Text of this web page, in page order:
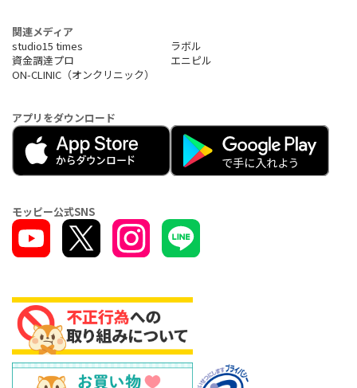
関連メディア
studio15 times
ラボル
資金調達プロ
エニピル
ON-CLINIC（オンクリニック）
アプリをダウンロード
モッピー公式SNS